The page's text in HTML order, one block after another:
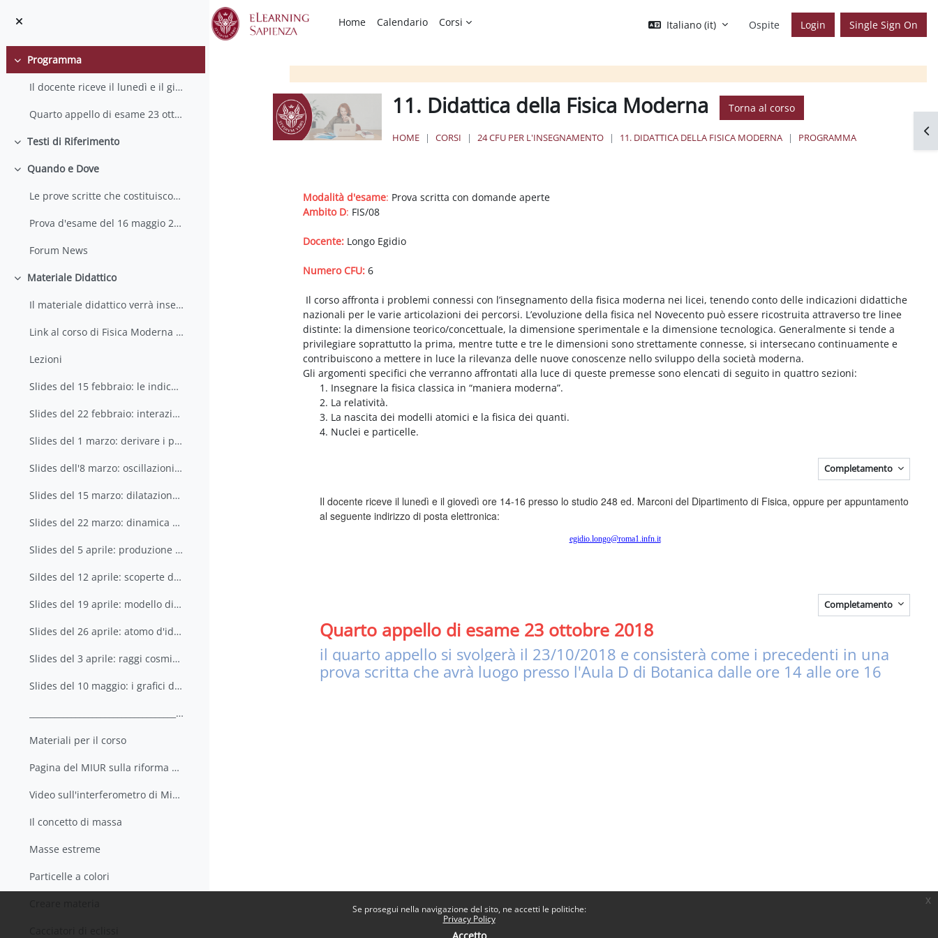
Se prosegui nella navigazione del sito, ne accetti le politiche:
Privacy Policy
x
Home Calendario Corsi Italiano ‎(it)‎ Ospite Login Single Sign On
Minimizza
Programma
Il docente riceve il lunedì e il giovedì ore 14-16...
Quarto appello di esame 23 ottobre 2018il quarto a...
Minimizza
Testi di Riferimento
Minimizza
Quando e Dove
Le prove scritte che costituiscono l'esame finale ...
Prova d'esame del 16 maggio 2018
Forum News
Minimizza
Materiale Didattico
Il materiale didattico verrà inserito con il proce...
Link al corso di Fisica Moderna della LM in Matematica
Lezioni
Slides del 15 febbraio: le indicazioni didattiche nazionali
Slides del 22 febbraio: interazioni; oggetti materiali; i principi della dinamica
Slides del 1 marzo: derivare i principi dalle leggi di conservazione; energia potenziale
Slides dell'8 marzo: oscillazioni; i postulati della relatività ristretta, l'esperimento di Michelson-Morley
Slides del 15 marzo: dilatazione dei tempi , contrazione delle lunghezze, relatività della contemporaneità; trasformazioni di Lorentz, quadrivettori, spazio di Minkowski, tempo proprio.
Slides del 22 marzo: dinamica relativistica: il quadrimpulso, legame tra massa e energia, quadrimpulso dei fotoni
Slides del 5 aprile: produzione e decadimento di particelle instabili; verso la relatività generale
Sildes del 12 aprile: scoperte dell'elettrone, del nucleo e del neutrone; i quanti: corpo nero, effetto fotoelettrico ed effetto Compton
Slides del 19 aprile: modello di Bohr, ipotesi di De Broglie, principio di indeterminazione, eq. di Schroedinger
Slides del 26 aprile: atomo d'idrogeno, spin degli elettroni, la tavola degli elementi rivisitata; la doppia fenditura, EPR.
Slides del 3 aprile: raggi cosmici, antimateria, acceleratori
Slides del 10 maggio: i grafici di Feynman, le interazioni forti, il modello a quark, le interazioni deboli e i neutrini
__________________________________________________...
Materiali per il corso
Pagina del MIUR sulla riforma delle scuole superiori
Video sull'interferometro di Michelson-Morley
Il concetto di massa
Masse estreme
Particelle a colori
11. Didattica della Fisica Moderna Torna al corso
HOME CORSI 24 CFU PER L'INSEGNAMENTO 11. DIDATTICA DELLA FISICA MODERNA PROGRAMMA
Schema della sezione
Modalità d'esame: Prova scritta con domande aperte
Ambito D: FIS/08
Docente: Longo Egidio
Numero CFU: 6
Il corso affronta i problemi connessi con l’insegnamento della fisica moderna nei licei, tenendo conto delle indicazioni didattiche
nazionali per le varie articolazioni dei percorsi. L’evoluzione della fisica nel Novecento può essere ricostruita attraverso tre linee
distinte: la dimensione teorico/concettuale, la dimensione sperimentale e la dimensione tecnologica. Generalmente si tende a
privilegiare soprattutto la prima, mentre tutte e tre le dimensioni sono strettamente connesse, si intersecano continuamente e
contribuiscono a mettere in luce la rilevanza delle nuove conoscenze nello sviluppo della società moderna.
Gli argomenti specifici che verranno affrontati alla luce di queste premesse sono elencati di seguito in quattro sezioni:
Insegnare la fisica classica in “maniera moderna”.
La relatività.
La nascita dei modelli atomici e la fisica dei quanti.
Nuclei e particelle.
Completamento
Il docente riceve il lunedì e il giovedì ore 14-16 presso lo studio 248 ed. Marconi del Dipartimento di Fisica, oppure per appuntamento
al seguente indirizzo di posta elettronica:
egidio.longo@roma1.infn.it
Completamento
Quarto appello di esame 23 ottobre 2018
il quarto appello si svolgerà il 23/10/2018 e consisterà come i precedenti in una
prova scritta che avrà luogo presso l'Aula D di Botanica dalle ore 14 alle ore 16